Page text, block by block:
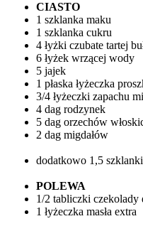
CIASTO
1 szklanka maku
1 szklanka cukru
4 łyżki czubate tartej
6 łyżek wrzącej wody
5 jajek
1 płaska łyżeczka
3/4 łyżeczki zapachu
4 dag rodzynek
5 dag orzechów
2 dag migdałów
dodatkowo 1,5
POLEWA
1/2 tabliczki czekolady
1 łyżeczka masła extra